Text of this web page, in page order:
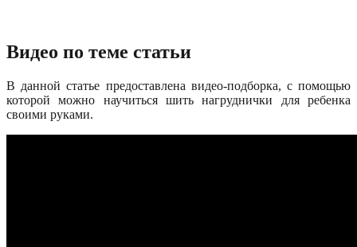
Видео по теме статьи
В данной статье предоставлена видео-подборка, с помощью
которой можно научиться шить нагруднички для ребенка
своими руками.